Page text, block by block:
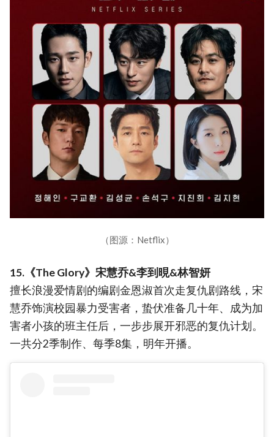
（图源：Netflix）
15.《The Glory》宋慧乔&李到晛&林智妍
擅长浪漫爱情剧的编剧金恩淑首次走复仇剧路线，宋
慧乔饰演校园暴力受害者，蛰伏准备几十年、成为加
害者小孩的班主任后，一步步展开邪恶的复仇计划。
一共分2季制作、每季8集，明年开播。